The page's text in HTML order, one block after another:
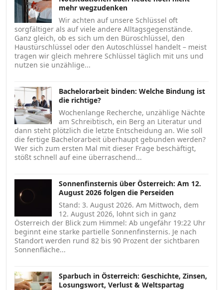
mehr wegzudenken
Wir achten auf unsere Schlüssel oft
sorgfältiger als auf viele andere Alltagsgegenstände.
Ganz gleich, ob es sich um den Büroschlüssel, den
Haustürschlüssel oder den Autoschlüssel handelt – meist
tragen wir gleich mehrere Schlüssel täglich mit uns und
nutzen sie unzählige...
Bachelorarbeit binden: Welche Bindung ist
die richtige?
Wochenlange Recherche, unzählige Nächte
am Schreibtisch, ein Berg an Literatur und
dann steht plötzlich die letzte Entscheidung an. Wie soll
die fertige Bachelorarbeit überhaupt gebunden werden?
Wer sich zum ersten Mal mit dieser Frage beschäftigt,
stößt schnell auf eine überraschend...
Sonnenfinsternis über Österreich: Am 12.
August 2026 folgen die Perseiden
Stand: 3. August 2026. Am Mittwoch, dem
12. August 2026, lohnt sich in ganz
Österreich der Blick zum Himmel: Ab ungefähr 19:22 Uhr
beginnt eine starke partielle Sonnenfinsternis. Je nach
Standort werden rund 82 bis 90 Prozent der sichtbaren
Sonnenfläche...
Sparbuch in Österreich: Geschichte, Zinsen,
Losungswort, Verlust & Weltspartag